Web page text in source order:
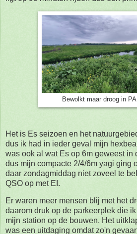
Bewolkt maar droog in
Het is Es seizoen en het
dus ik had in ieder geval mijn
was ook al wat Es op 6m geweest in
dus mijn compacte 2/4/6m yagi ging
daar zondagmiddag niet zoveel te
QSO op met EI.
Er waren meer mensen blij met het
daarom druk op de parkeerplek die
mijn station op de bouwen. Het
was een uitdaging omdat zo'n